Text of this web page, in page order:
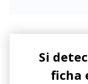
Si
ficha